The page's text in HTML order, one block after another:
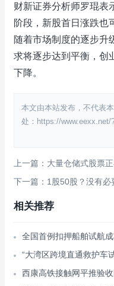
财新证券分析师罗琨表
阶段，新股首日涨跌也
随着市场制度的逐步升
求将逐步达到平衡，创
下降。
本文由本站发布，不代表
处：https://www.eexx.net/
上一篇：大量仓储式股票
下一篇：1股50股？没有
相关推荐
全国首例扣押船舶试航
“大湾区跨境直通救护车
西康高铁接触网平推验